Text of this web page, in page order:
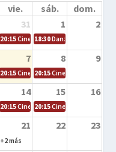
vie. sáb.
dom.
31 1 2
20:15Cine en la calle – Cómo
18:30Danza – Cita en el
7 8 9
20:15Cine en la calle – El niño y la
20:15Cine en la calle –
14 15 16
20:15Cine en la calle – Tortugas
20:15Cine en la calle –
21 22 23
+2 más